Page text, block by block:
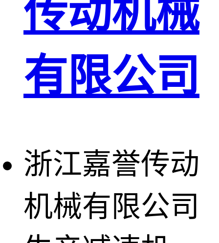
传动机械
有限公司
浙江嘉誉传动
机械有限公司